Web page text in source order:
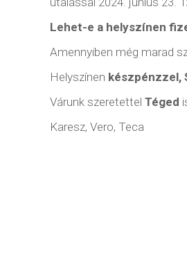
Lehet-e a helyszínen
Amennyiben még marad
Helyszínen készpénzzel,
Várunk szeretettel Téged
Karesz, Vero, Teca
Keresztnév